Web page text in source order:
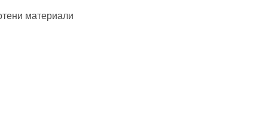
материали